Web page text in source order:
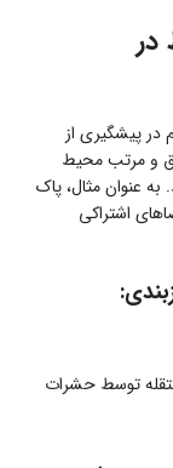
در پیشگیری از
و مرتب محیط
عنوان مثال، پاک
اشتراکی
توسط حشرات